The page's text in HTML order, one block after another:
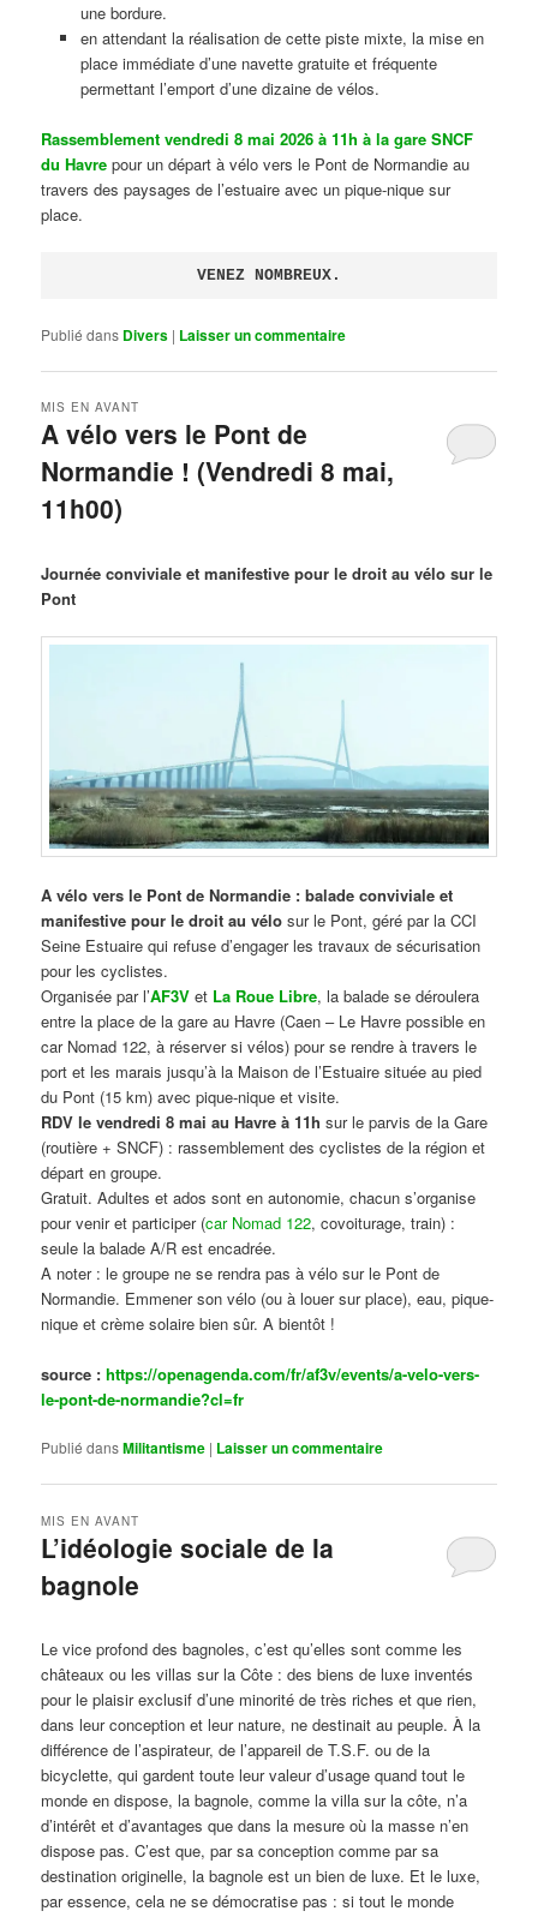
une bordure.
en attendant la réalisation de cette piste mixte, la mise en
place immédiate d’une navette gratuite et fréquente
permettant l’emport d’une dizaine de vélos.
Rassemblement vendredi 8 mai 2026 à 11h à la gare SNCF
du Havre pour un départ à vélo vers le Pont de Normandie au
travers des paysages de l’estuaire avec un pique-nique sur
place.
VENEZ NOMBREUX.
Publié dans Divers | Laisser un commentaire
A vélo vers le Pont de
Normandie ! (Vendredi 8 mai,
11h00)
MIS EN AVANT
Journée conviviale et manifestive pour le droit au vélo sur le
Pont
A vélo vers le Pont de Normandie : balade conviviale et
manifestive pour le droit au vélo sur le Pont, géré par la CCI
Seine Estuaire qui refuse d’engager les travaux de sécurisation
pour les cyclistes.
Organisée par l’AF3V et La Roue Libre, la balade se déroulera
entre la place de la gare au Havre (Caen – Le Havre possible en
car Nomad 122, à réserver si vélos) pour se rendre à travers le
port et les marais jusqu’à la Maison de l’Estuaire située au pied
du Pont (15 km) avec pique-nique et visite.
RDV le vendredi 8 mai au Havre à 11h sur le parvis de la Gare
(routière + SNCF) : rassemblement des cyclistes de la région et
départ en groupe.
Gratuit. Adultes et ados sont en autonomie, chacun s’organise
pour venir et participer (car Nomad 122, covoiturage, train) :
seule la balade A/R est encadrée.
A noter : le groupe ne se rendra pas à vélo sur le Pont de
Normandie. Emmener son vélo (ou à louer sur place), eau, pique-
nique et crème solaire bien sûr. A bientôt !
source :https://openagenda.com/fr/af3v/events/a-velo-vers-
le-pont-de-normandie?cl=fr
Publié dansMilitantisme | Laisser un commentaire
L’idéologie sociale de la
bagnole
MIS EN AVANT
Le vice profond des bagnoles, c’est qu’elles sont comme les
châteaux ou les villas sur la Côte : des biens de luxe inventés
pour le plaisir exclusif d’une minorité de très riches et que rien,
dans leur conception et leur nature, ne destinait au peuple. À la
différence de l’aspirateur, de l’appareil de T.S.F. ou de la
bicyclette, qui gardent toute leur valeur d’usage quand tout le
monde en dispose, la bagnole, comme la villa sur la côte, n’a
d’intérêt et d’avantages que dans la mesure où la masse n’en
dispose pas. C’est que, par sa conception comme par sa
destination originelle, la bagnole est un bien de luxe. Et le luxe,
par essence, cela ne se démocratise pas : si tout le monde